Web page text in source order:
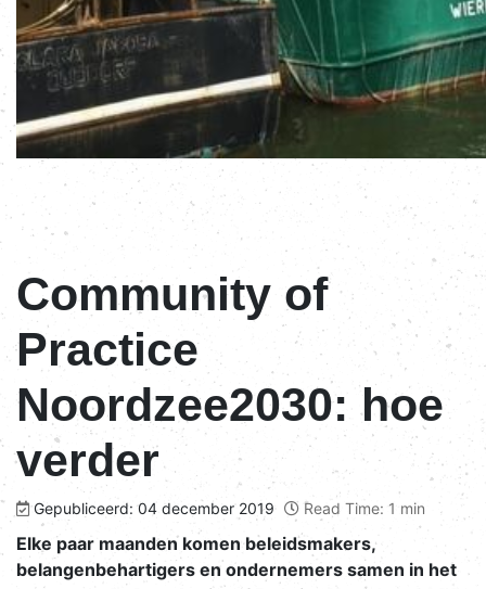
Community of
Practice
Noordzee2030: hoe
verder
Gepubliceerd: 04 december 2019 Read Time: 1 min
Elke paar maanden komen beleidsmakers,
belangenbehartigers en ondernemers samen in het